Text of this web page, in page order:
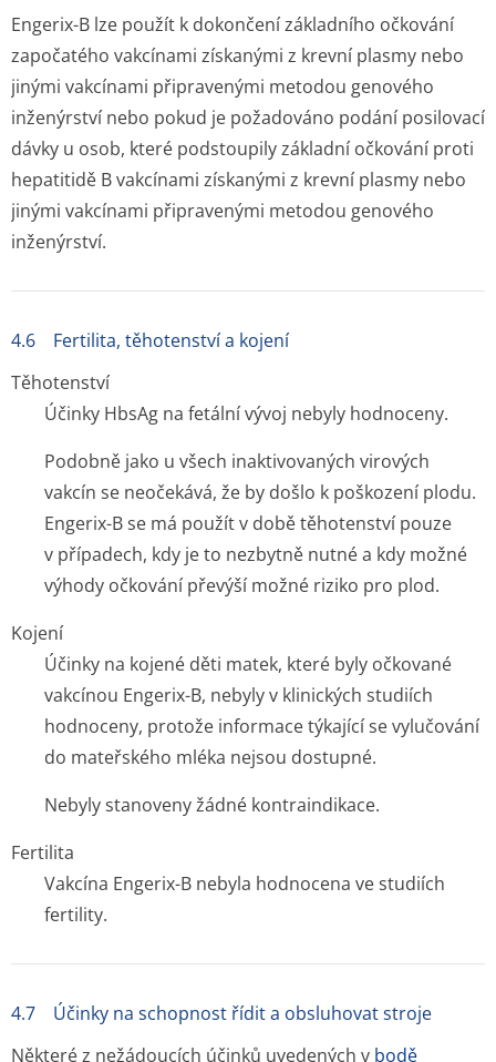
Engerix-B lze použít k dokončení základního očkování
započatého vakcínami získanými z krevní plasmy nebo
jinými vakcínami připravenými metodou genového
inženýrství nebo pokud je požadováno podání posilovací
dávky u osob, které podstoupily základní očkování proti
hepatitidě B vakcínami získanými z krevní plasmy nebo
jinými vakcínami připravenými metodou genového
inženýrství.
4.6 Fertilita, těhotenství a kojení
Těhotenství
Účinky HbsAg na fetální vývoj nebyly hodnoceny.
Podobně jako u všech inaktivovaných virových
vakcín se neočekává, že by došlo k poškození plodu.
Engerix-B se má použít v době těhotenství pouze
v případech, kdy je to nezbytně nutné a kdy možné
výhody očkování převýší možné riziko pro plod.
Kojení
Účinky na kojené děti matek, které byly očkované
vakcínou Engerix-B, nebyly v klinických studiích
hodnoceny, protože informace týkající se vylučování
do mateřského mléka nejsou dostupné.
Nebyly stanoveny žádné kontraindikace.
Fertilita
Vakcína Engerix-B nebyla hodnocena ve studiích
fertility.
4.7 Účinky na schopnost řídit a obsluhovat stroje
Některé z nežádoucích účinků uvedených v bodě